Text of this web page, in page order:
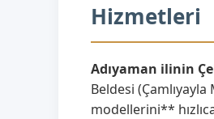
Hizmetleri
Adıyaman ilinin
Beldesi
modellerini**